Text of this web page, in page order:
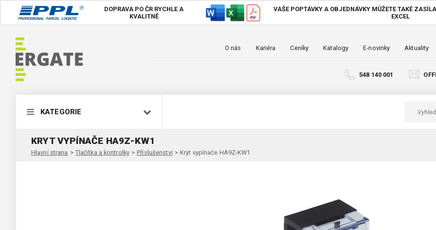
DOPRAVA PO ČR RYCHLE A
KVALITNĚ
VAŠE POPTÁVKY A OBJEDNÁVKY MŮŽETE TAKÉ
EXCEL
O nás Kariéra Ceníky Katalogy E-novinky Aktuality
548 140 001
KATEGORIE
KRYT VYPÍNAČE HA9Z-KW1
Hlavní strana > Tlačítka a kontrolky > Příslušenství > Kryt vypínače HA9Z-KW1